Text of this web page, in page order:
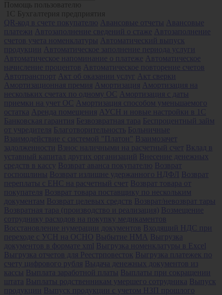
Помощь пользователю
1С Бухгалтерия предприятия
QR-код в счете покупателю Авансовые отчеты
Авансовые
платежи
Автозаполнение сведений о стаже Автозаполнение
счетов учета номенклатуры
Автоматический выпуск
продукции
Автоматическое заполнение периода услуги
Автоматическое напоминание о платеже Автоматическое
начисление процентов Автоматическое повторение счетов
Автотранспорт
Акт об оказании услуг Акт сверки
Амортизационная премия Амортизация Амортизация на
нескольких счетах по одному ОС
Амортизация с даты
приемки на учет ОС
Амортизация способом уменьшаемого
остатка Аренда помещения АУСН и новые настройки в 1С
Банковская гарантия Безвозвратная тара Беспроцентный займ
от учредителя Благотворительность
Больничные
Взаимодействие с системой "Платон" Взаимозачет
задолженности Взнос наличными на расчетный счет Вклад в
уставный капитал других организаций Внесение денежных
средств в кассу Возврат аванса покупателю Возврат
госпошлины Возврат излишне удержанного НДФЛ Возврат
переплаты с ЕНС на расчетный счет Возврат товара от
покупателя Возврат товара поставщику по нескольким
документам Возврат целевых средств Возврат/невозврат тары
Возвратная тара (производство и реализация) Возмещение
сотруднику расходов на покупку медикаментов
Восстановление нумерации документов Входящий НДС при
переходе с УСН на ОСНО Выбытие НМА Выгрузка
документов в формате xml
Выгрузка номенклатуры в Excel
Выгрузка отчетов для Реестрповесток Выгрузка платежек по
счету цифрового рубля Выдача денежных документов из
кассы Выплата заработной платы Выплаты при сокращении
штата Выплаты родственникам умершего сотрудника Выпуск
продукции Выпуск продукции с учетом НЗП прошлого